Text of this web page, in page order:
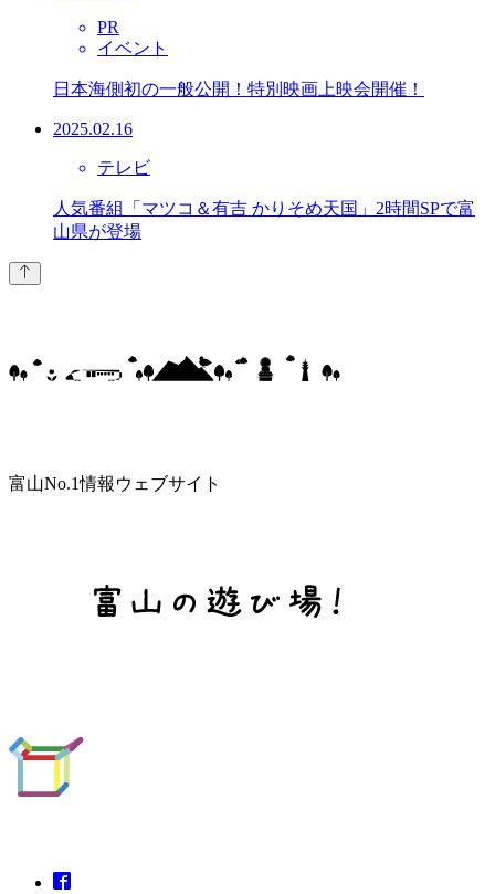
PR
イベント
日本海側初の一般公開！特別映画上映会開催！
2025.02.16
テレビ
人気番組「マツコ＆有吉 かりそめ天国」2時間SPで富
山県が登場
富山No.1情報ウェブサイト